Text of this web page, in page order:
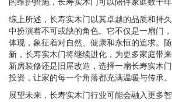
综上所述，长寿实木门以其卓越的品质和持
中扮演着不可或缺的角色。它不仅是一扇门
体现，象征着对自然、健康和永恒的追求。
新，长寿实木门将继续进化，为更多家庭带
新房装修还是旧屋改造，选择一扇长寿实木
投资，让家的每一个角落都充满温暖与传承。
展望未来，长寿实木门行业可能会融入更多